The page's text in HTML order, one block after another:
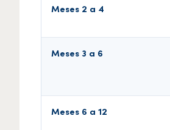
Meses 2 a 4
Meses 3 a 6
Meses 6 a 12